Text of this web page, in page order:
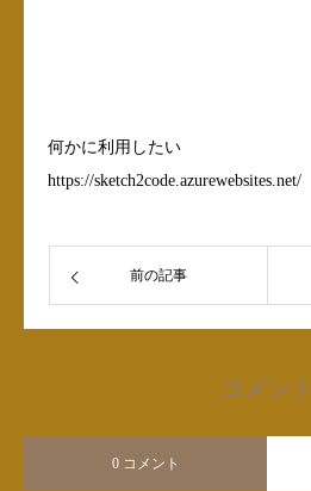
何かに利用したい
https://sketch2code.azurewebsites.net/
前の記事
コメント
0 コメント